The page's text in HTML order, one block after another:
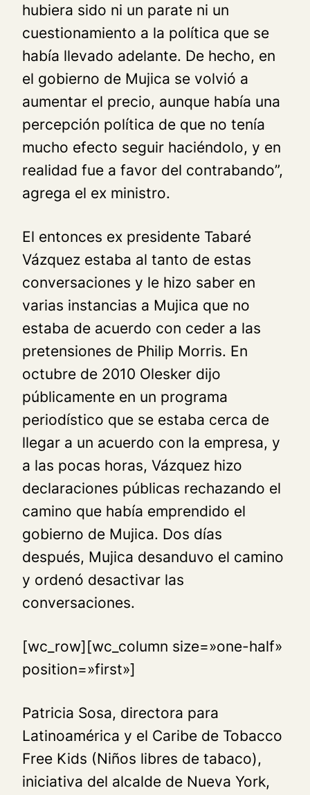
hubiera sido ni un parate ni un
cuestionamiento a la política que se
había llevado adelante. De hecho, en
el gobierno de Mujica se volvió a
aumentar el precio, aunque había una
percepción política de que no tenía
mucho efecto seguir haciéndolo, y en
realidad fue a favor del contrabando”,
agrega el ex ministro.
El entonces ex presidente Tabaré
Vázquez estaba al tanto de estas
conversaciones y le hizo saber en
varias instancias a Mujica que no
estaba de acuerdo con ceder a las
pretensiones de Philip Morris. En
octubre de 2010 Olesker dijo
públicamente en un programa
periodístico que se estaba cerca de
llegar a un acuerdo con la empresa, y
a las pocas horas, Vázquez hizo
declaraciones públicas rechazando el
camino que había emprendido el
gobierno de Mujica. Dos días
después, Mujica desanduvo el camino
y ordenó desactivar las
conversaciones.
[wc_row][wc_column size=»one-half»
position=»first»]
Patricia Sosa, directora para
Latinoamérica y el Caribe de Tobacco
Free Kids (Niños libres de tabaco),
iniciativa del alcalde de Nueva York,